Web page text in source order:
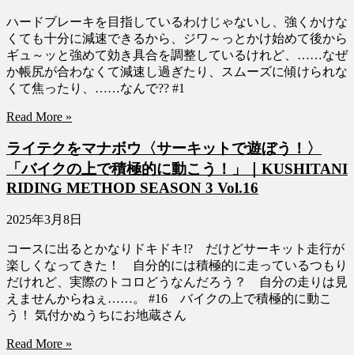
ハードブレーキを目指しているわけじゃないし、強くかけな
くても十分に減速できるから、ジワ～っとかけ始めて後から
ギュ～ッと強めて効き具合を調整しているけれど、……なぜ
か帳尻が合わなくて減速し過ぎたり、スムーズに傾けられな
くて焦ったり、……なんで?? #1
Read More »
ライテクをマナボウ〈サーキットで遊ぼう！〉
「バイクの上で積極的に動こう！」｜KUSHITANI
RIDING METHOD SEASON 3 Vol.16
2025年3月8日
コースに出るとかなりドキドキ!? だけどサーキット走行が
楽しくなってきた！ 自分的には積極的に走っているつもり
だけれど、実際のトコロどうなんだろう？ 自分の走りは見
えませんからねぇ……。 #16 バイクの上で積極的に動こ
う！ 気付かぬうちにお地蔵さん
Read More »